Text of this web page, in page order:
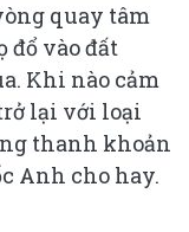
quay tâm
vào đất
Khi nào cảm
lại với loại
thanh khoản
Anh cho hay.